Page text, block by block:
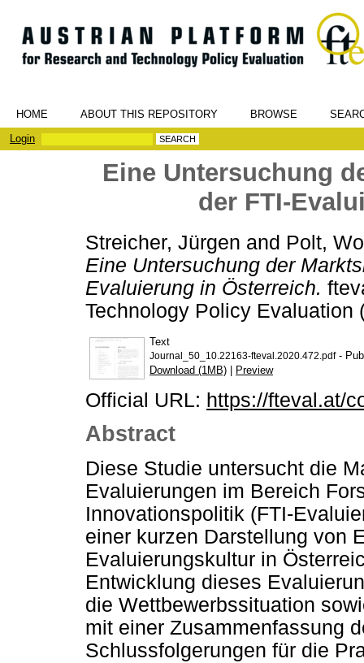
HOME ABOUT THIS REPOSITORY BROWSE
Login
Eine Untersuchung
der FTI-
Streicher, Jürgen and Polt,
Eine Untersuchung der
Evaluierung in Österreich.
Technology Policy Evaluation
Text
Journal_50_10.22163-fteval.2020.472.pdf-
Download (1MB) | Preview
Official URL: https://fteval.at/
Abstract
Diese Studie untersucht die
Evaluierungen im Bereich
Innovationspolitik (FTI-
einer kurzen Darstellung von
Evaluierungskultur in
Entwicklung dieses
die Wettbewerbssituation
mit einer Zusammenfassung
Schlussfolgerungen für die